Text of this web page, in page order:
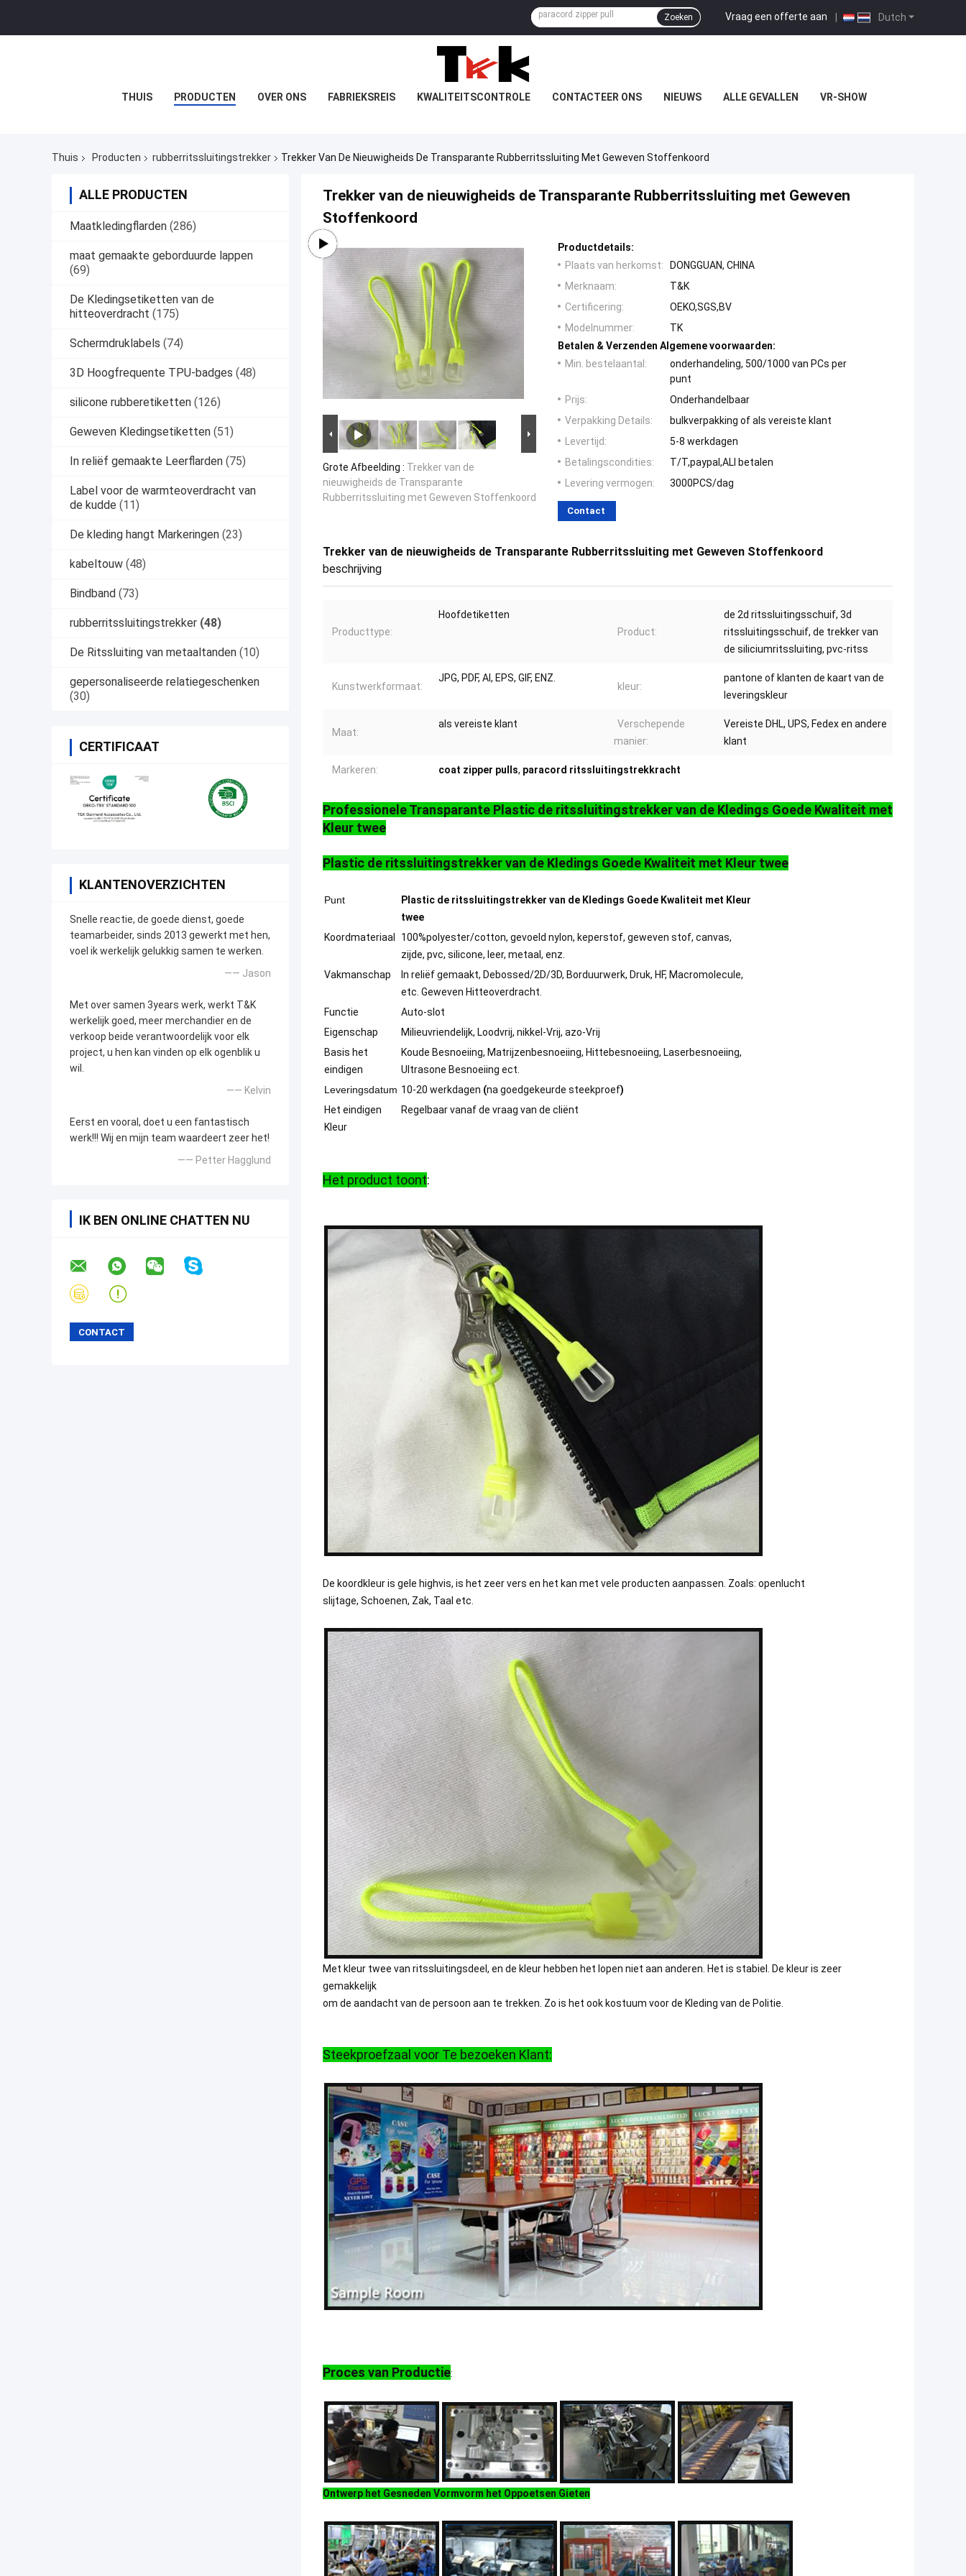
Dutch
Vraag een offerte aan |
Zoeken
THUIS PRODUCTEN OVER ONS FABRIEKSREIS KWALITEITSCONTROLE CONTACTEER ONS NIEUWS ALLE GEVALLEN VR-SHOW
Thuis Producten rubberritssluitingstrekker Trekker Van De Nieuwigheids De Transparante Rubberritssluiting Met Geweven Stoffenkoord
ALLE PRODUCTEN
Maatkledingflarden (286)
maat gemaakte geborduurde lappen
(69)
De Kledingsetiketten van de
hitteoverdracht (175)
Schermdruklabels (74)
3D Hoogfrequente TPU-badges (48)
silicone rubberetiketten (126)
Geweven Kledingsetiketten (51)
In reliëf gemaakte Leerflarden (75)
Label voor de warmteoverdracht van
de kudde (11)
De kleding hangt Markeringen (23)
kabeltouw (48)
Bindband (73)
rubberritssluitingstrekker (48)
De Ritssluiting van metaaltanden (10)
gepersonaliseerde relatiegeschenken
(30)
CERTIFICAAT
KLANTENOVERZICHTEN
Snelle reactie, de goede dienst, goede
teamarbeider, sinds 2013 gewerkt met hen,
voel ik werkelijk gelukkig samen te werken.
—— Jason
Met over samen 3years werk, werkt T&K
werkelijk goed, meer merchandier en de
verkoop beide verantwoordelijk voor elk
project, u hen kan vinden op elk ogenblik u
wil.
—— Kelvin
Eerst en vooral, doet u een fantastisch
werk!!! Wij en mijn team waardeert zeer het!
—— Petter Hagglund
IK BEN ONLINE CHATTEN NU
Trekker van de nieuwigheids de Transparante Rubberritssluiting met Geweven
Stoffenkoord
Grote Afbeelding : Trekker van de
nieuwigheids de Transparante
Rubberritssluiting met Geweven Stoffenkoord
Productdetails:
Plaats van herkomst:
DONGGUAN, CHINA
Merknaam:
T&K
Certificering:
OEKO,SGS,BV
Modelnummer:
TK
Betalen & Verzenden Algemene voorwaarden:
Min. bestelaantal:
onderhandeling, 500/1000 van PCs per
punt
Prijs:
Onderhandelbaar
Verpakking Details:
bulkverpakking of als vereiste klant
Levertijd:
5-8 werkdagen
Betalingscondities:
T/T,paypal,ALI betalen
Levering vermogen:
3000PCS/dag
Contact
Trekker van de nieuwigheids de Transparante Rubberritssluiting met Geweven Stoffenkoord
beschrijving
Producttype:
Hoofdetiketten
Product:
de 2d ritssluitingsschuif, 3d
ritssluitingsschuif, de trekker van
de siliciumritssluiting, pvc-ritss
Kunstwerkformaat:
JPG, PDF, AI, EPS, GIF, ENZ.
kleur:
pantone of klanten de kaart van de
leveringskleur
Maat:
als vereiste klant
Verschepende
manier:
Vereiste DHL, UPS, Fedex en andere
klant
Markeren: coat zipper pulls, paracord ritssluitingstrekkracht
Professionele Transparante Plastic de ritssluitingstrekker van de Kledings Goede Kwaliteit met
Kleur twee
Plastic de ritssluitingstrekker van de Kledings Goede Kwaliteit met Kleur twee
Punt
Plastic de ritssluitingstrekker van de Kledings Goede Kwaliteit met Kleur
twee
Koordmateriaal
100%polyester/cotton, gevoeld nylon, keperstof, geweven stof, canvas,
zijde, pvc, silicone, leer, metaal, enz.
Vakmanschap
In reliëf gemaakt, Debossed/2D/3D, Borduurwerk, Druk, HF, Macromolecule,
etc. Geweven Hitteoverdracht.
Functie
Auto-slot
Eigenschap
Milieuvriendelijk, Loodvrij, nikkel-Vrij, azo-Vrij
Basis het
eindigen
Koude Besnoeiing, Matrijzenbesnoeiing, Hittebesnoeiing, Laserbesnoeiing,
Ultrasone Besnoeiing ect.
Leveringsdatum 10-20 werkdagen (na goedgekeurde steekproef)
Het eindigen
Kleur
Regelbaar vanaf de vraag van de cliënt
Het product toont:
De koordkleur is gele highvis, is het zeer vers en het kan met vele producten aanpassen. Zoals: openlucht
slijtage, Schoenen, Zak, Taal etc.
Met kleur twee van ritssluitingsdeel, en de kleur hebben het lopen niet aan anderen. Het is stabiel. De kleur is zeer
gemakkelijk
om de aandacht van de persoon aan te trekken. Zo is het ook kostuum voor de Kleding van de Politie.
Steekproefzaal voor Te bezoeken Klant:
Proces van Productie:
Ontwerp het Gesneden Vormvorm het Oppoetsen Gieten